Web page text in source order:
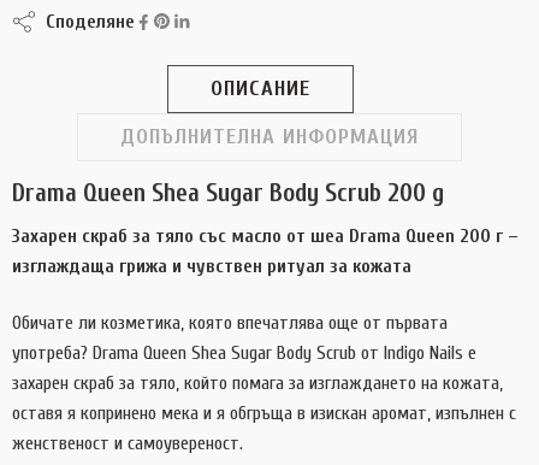
Споделяне
ОПИСАНИЕ
ДОПЪЛНИТЕЛНА ИНФОРМАЦИЯ
Drama Queen Shea Sugar Body Scrub 200 g
Захарен скраб за тяло със масло от шеа Drama Queen 200 г –
изглаждаща грижа и чувствен ритуал за кожата
Обичате ли козметика, която впечатлява още от първата
употреба? Drama Queen Shea Sugar Body Scrub от Indigo Nails е
захарен скраб за тяло, който помага за изглаждането на кожата,
оставя я копринено мека и я обгръща в изискан аромат, изпълнен с
женственост и самоувереност.